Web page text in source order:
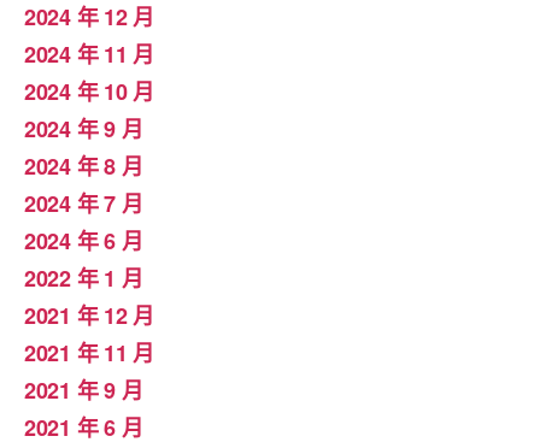
2024 年 12 月
2024 年 11 月
2024 年 10 月
2024 年 9 月
2024 年 8 月
2024 年 7 月
2024 年 6 月
2022 年 1 月
2021 年 12 月
2021 年 11 月
2021 年 9 月
2021 年 6 月